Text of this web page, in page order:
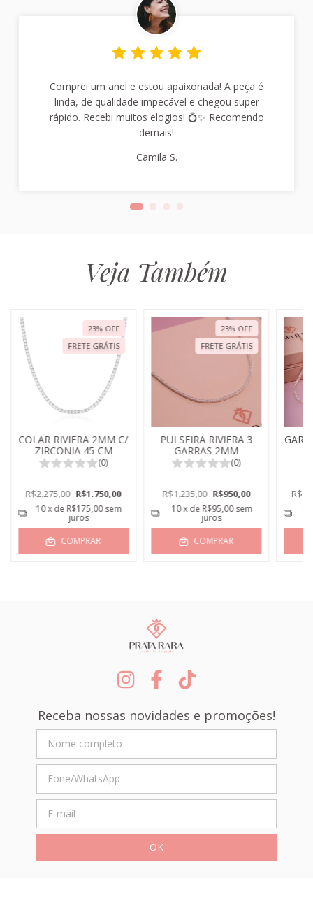
Comprei um anel e estou apaixonada! A peça é
linda, de qualidade impecável e chegou super
rápido. Recebi muitos elogios! 💍✨ Recomendo
demais!
Camila S.
Veja Também
23% OFF
FRETE GRÁTIS
COLAR RIVIERA 2MM C/
ZIRCONIA 45 CM
(0)
R$2.275,00 R$1.750,00
10x de R$175,00 sem
juros
COMPRAR
23% OFF
FRETE GRÁTIS
PULSEIRA RIVIERA 3
GARRAS 2MM
(0)
R$1.235,00 R$950,00
10x de R$95,00 sem
juros
COMPRAR
Receba nossas novidades e promoções!